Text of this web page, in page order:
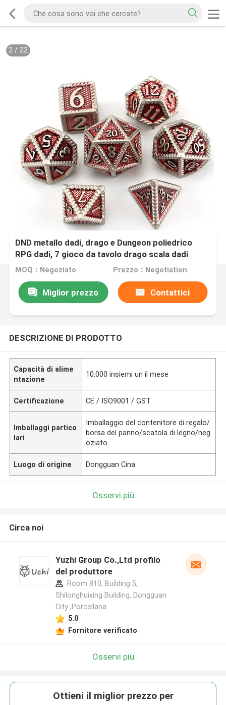
2/ 22
DND metallo dadi, drago e Dungeon poliedrico
RPG dadi, 7 gioco da tavolo drago scala dadi
MOQ：Negoziato Prezzo：Negotiation
Miglior prezzo Contattici
DESCRIZIONE DI PRODOTTO
Capacità di alime
ntazione
10.000 insiemi un il mese
Certificazione CE / ISO9001 / GST
Imballaggi partico
lari
Imballaggio del contenitore di regalo/
borsa del panno/scatola di legno/neg
oziato
Luogo di origine Dongguan Cina
Osservi più
Circa noi
Yuzhi Group Co.,Ltd profilo
del produttore
Room 810, Building 5,
Shilonghuixing Building, Dongguan
City ,Porcellana
5.0
Fornitore verificato
Osservi più
Ottieni il miglior prezzo per